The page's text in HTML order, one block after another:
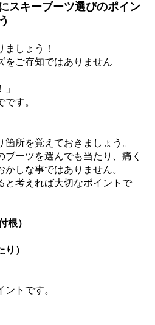
スキーブーツ選びのポイン
ましょう！
をご存知ではありません
す。
箇所を覚えておきましょう。
ブーツを選んでも当たり、痛く
かしな事ではありません。
と考えれば大切なポイントで
根）
）
ントです。